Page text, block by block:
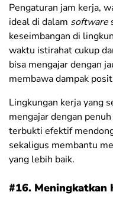
Pengaturan jam kerja,
ideal di dalam software
keseimbangan di
waktu istirahat cukup
bisa mengajar dengan
membawa dampak
Lingkungan kerja yang
mengajar dengan
terbukti efektif
sekaligus membantu
yang lebih baik.
#16. Meningkatkan